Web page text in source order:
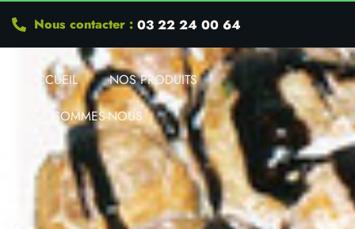
Nous contacter : 03 22 24 00 64
ACCUEIL
NOS PRODUITS
QUI SOMMES-NOUS